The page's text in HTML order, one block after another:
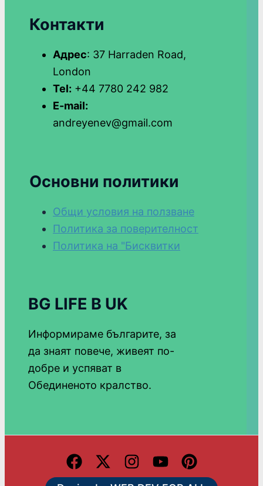
Контакти
Адрес: 37 Harraden Road,
London
Tel: +44 7780 242 982
E-mail:
andreyenev@gmail.com
Основни политики
Общи условия на ползване
Политика за поверителност
Политика на "Бисквитки
BG LIFE В UK
Информираме българите, за
да знаят повече, живеят по-
добре и успяват в
Обединеното кралство.